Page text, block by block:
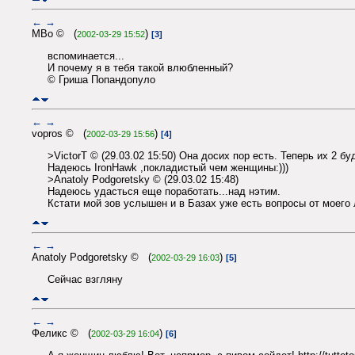
← →
MBo © (2002-03-29 15:52) [3]
вспоминается...
И почему я в тебя такой влюбленный?
© Гриша Попандопуло
← →
vopros © (2002-03-29 15:56) [4]
>VictorT © (29.03.02 15:50) Она досих пор есть. Теперь их 2
Надеюсь IronHawk ,покладистый чем женщины:)))
>Anatoly Podgoretsky © (29.03.02 15:48)
Надеюсь удасться еще поработать...над нэтим.
Кстати мой зов услышен и в Базах уже есть вопросы от моего
← →
Anatoly Podgoretsky © (2002-03-29 16:03) [5]
Сейчас взгляну
← →
Феликс © (2002-03-29 16:04) [6]